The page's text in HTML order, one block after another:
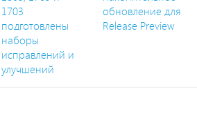
1703
подготовлены
наборы
исправлений и
улучшений
обновление для
Release Preview